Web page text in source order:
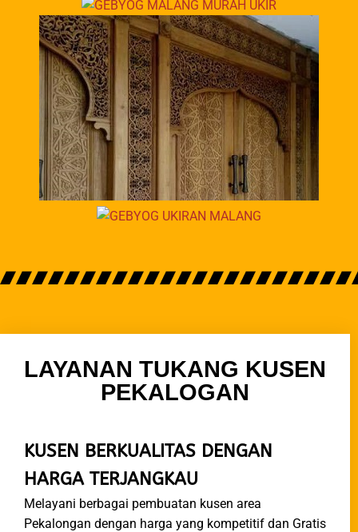
LAYANAN TUKANG KUSEN
PEKALOGAN
KUSEN BERKUALITAS DENGAN
HARGA TERJANGKAU
Melayani berbagai pembuatan kusen area
Pekalongan dengan harga yang kompetitif dan Gratis